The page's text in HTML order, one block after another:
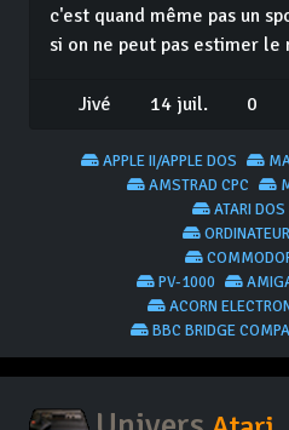
c'est quand même pas un
si on ne peut pas estimer le
Jivé 14 juil. 0
APPLE II/APPLE DOS
AMSTRAD CPC
ATARI
PV-1000
ACORN
BBC BRIDGE